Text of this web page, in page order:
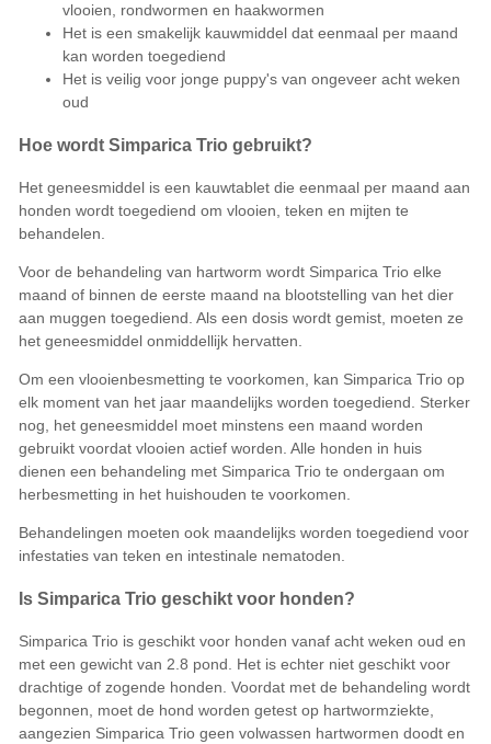
vlooien, rondwormen en haakwormen
Het is een smakelijk kauwmiddel dat eenmaal per maand
kan worden toegediend
Het is veilig voor jonge puppy's van ongeveer acht weken
oud
Hoe wordt Simparica Trio gebruikt?
Het geneesmiddel is een kauwtablet die eenmaal per maand aan
honden wordt toegediend om vlooien, teken en mijten te
behandelen.
Voor de behandeling van hartworm wordt Simparica Trio elke
maand of binnen de eerste maand na blootstelling van het dier
aan muggen toegediend. Als een dosis wordt gemist, moeten ze
het geneesmiddel onmiddellijk hervatten.
Om een vlooienbesmetting te voorkomen, kan Simparica Trio op
elk moment van het jaar maandelijks worden toegediend. Sterker
nog, het geneesmiddel moet minstens een maand worden
gebruikt voordat vlooien actief worden. Alle honden in huis
dienen een behandeling met Simparica Trio te ondergaan om
herbesmetting in het huishouden te voorkomen.
Behandelingen moeten ook maandelijks worden toegediend voor
infestaties van teken en intestinale nematoden.
Is Simparica Trio geschikt voor honden?
Simparica Trio is geschikt voor honden vanaf acht weken oud en
met een gewicht van 2.8 pond. Het is echter niet geschikt voor
drachtige of zogende honden. Voordat met de behandeling wordt
begonnen, moet de hond worden getest op hartwormziekte,
aangezien Simparica Trio geen volwassen hartwormen doodt en